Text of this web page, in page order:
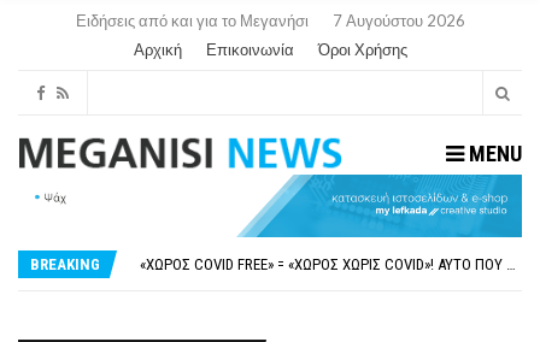
Ειδήσεις από και για το Μεγανήσι
7 Αυγούστου 2026
Αρχική
Επικοινωνία Όροι Χρήσης
MENU
BREAKING
ΝΥΔΡΊ:ΠΙΆΣΤΗΚΑΝ ΣΤΟ ΞΎΛΟ ΟΙ ΙΔΙΟΚΤΉΤΕΣ ΤΟΥΡΙΣΤΙΚΏΝ ΣΚΑΦΏΝ.
«ΧΏΡΟΣ COVID FREE» = «ΧΏΡΟΣ ΧΩΡΊΣ COVID»! ΑΥΤΌ ΠΟΥ ΚΑΝΕΊΣ ΔΕΝ ΈΧΕΙ ΤΟΛΜΉΣΕΙ ΝΑ ΡΩΤΉΣΕΙ
ΠΕΡΊ ΑΝΑΣΤΟΛΉΣ ΝΗΠΙΑΓΩΓΕΊΩΝ ΣΤΗ ΛΕΥΚΆΔΑ